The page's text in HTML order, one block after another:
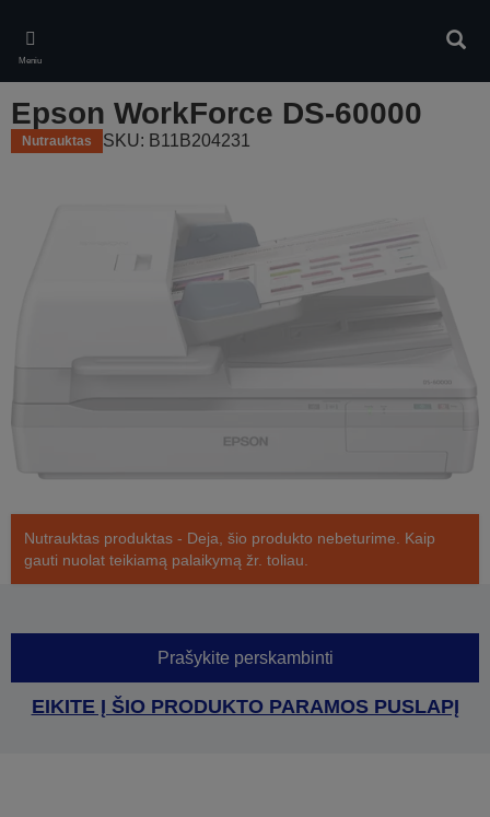
main
content
Meniu
Epson WorkForce DS-60000
Nutrauktas SKU: B11B204231
Nutrauktas produktas - Deja, šio produkto nebeturime. Kaip
gauti nuolat teikiamą palaikymą žr. toliau.
Prašykite perskambinti
EIKITE Į ŠIO PRODUKTO PARAMOS PUSLAPĮ